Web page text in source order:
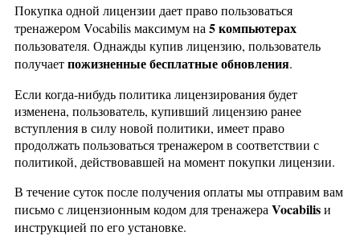
Покупка одной лицензии дает право пользоваться
тренажером Vocabilis максимум на 5 компьютерах
пользователя. Однажды купив лицензию, пользователь
получаетпожизненные бесплатные обновления.
Если когда-нибудь политика лицензирования будет
изменена, пользователь, купивший лицензию ранее
вступления в силу новой политики, имеет право
продолжать пользоваться тренажером в соответствии с
политикой, действовавшей на момент покупки лицензии.
В течение суток после получения оплаты мы отправим вам
письмо с лицензионным кодом для тренажера Vocabilisи
инструкцией по его установке.